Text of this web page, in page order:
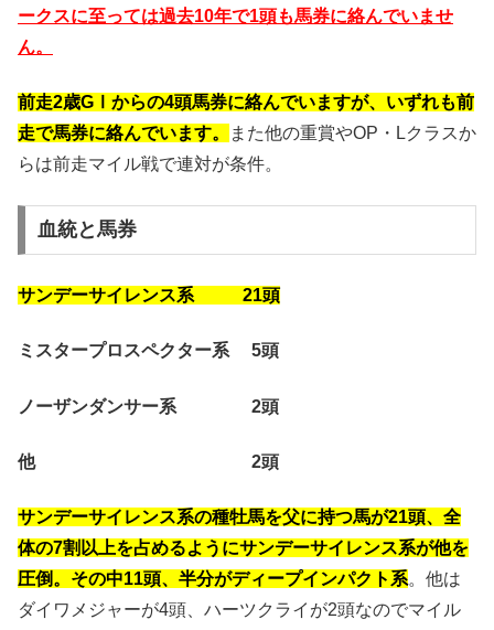
ークスに至っては過去10年で1頭も馬券に絡んでいませ
ん。
前走2歳GⅠからの4頭馬券に絡んでいますが、いずれも前
走で馬券に絡んでいます。
また他の重賞やOP・Lクラスか
らは前走マイル戦で連対が条件。
血統と馬券
サンデーサイレンス系 21頭
ミスタープロスペクター系 5頭
ノーザンダンサー系 2頭
他 2頭
サンデーサイレンス系の種牡馬を父に持つ馬が21頭、全
体の7割以上を占めるようにサンデーサイレンス系が他を
圧倒。その中11頭、半分がディープインパクト系。他は
ダイワメジャーが4頭、ハーツクライが2頭なのでマイル